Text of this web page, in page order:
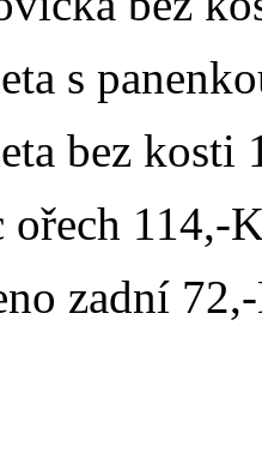
s
bez kosti
ořech 114,-
zadní